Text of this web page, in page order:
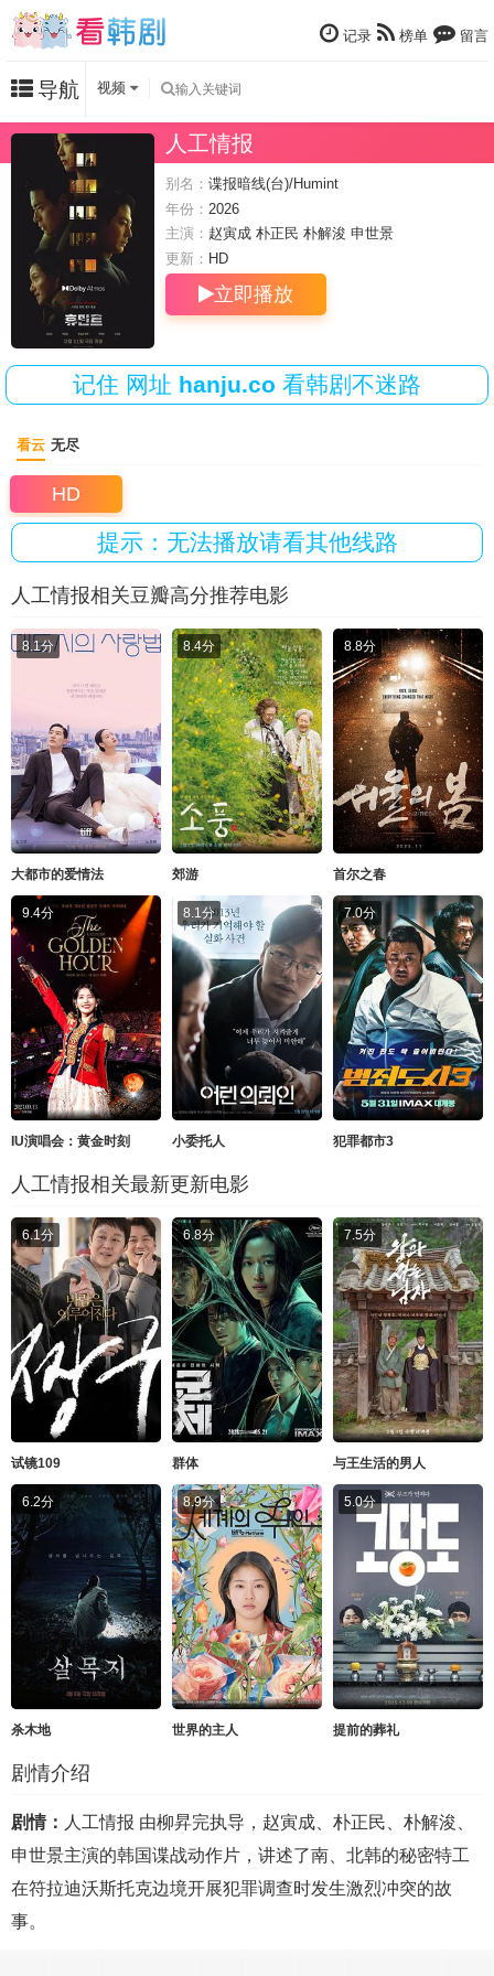
记录 榜单 留言
导航 视频
人工情报
别名： 谍报暗线(台)/Humint
年份： 2026
主演： 赵寅成 朴正民 朴解浚 申世景
更新： HD
立即播放
记住 网址 hanju.co 看韩剧不迷路
看云 无尽
HD
提示：无法播放请看其他线路
人工情报相关豆瓣高分推荐电影
8.1分
大都市的爱情法
8.4分
郊游
8.8分
首尔之春
9.4分
IU演唱会：黄金时刻
8.1分
小委托人
7.0分
犯罪都市3
人工情报相关最新更新电影
6.1分
试镜109
6.8分
群体
7.5分
与王生活的男人
6.2分
杀木地
8.9分
世界的主人
5.0分
提前的葬礼
剧情介绍
剧情： 人工情报 由柳昇完执导，赵寅成、朴正民、朴解浚、
申世景主演的韩国谍战动作片，讲述了南、北韩的秘密特工
在符拉迪沃斯托克边境开展犯罪调查时发生激烈冲突的故
事。